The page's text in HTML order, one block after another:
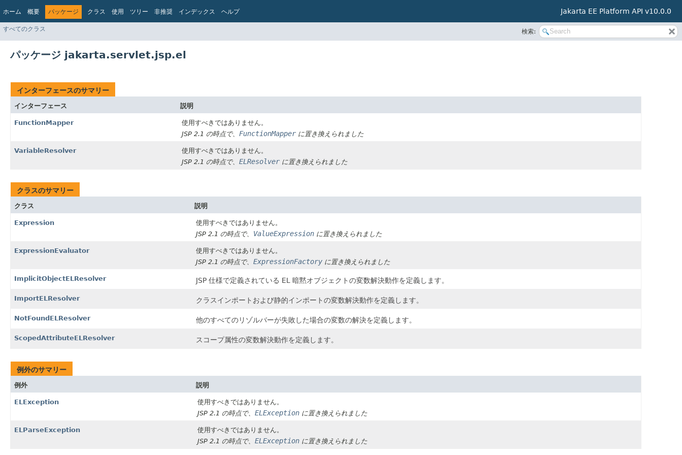
ホーム 概要 パッケージ クラス 使用 ツリー 非推奨 インデックス ヘルプ Jakarta EE Platform API v10.0.0
すべてのクラス 検索:
パッケージ jakarta.servlet.jsp.el
インターフェースのサマリー
インターフェース 説明
FunctionMapper
使用すべきではありません。
JSP 2.1 の時点で、 FunctionMapperに置き換えられました
VariableResolver
使用すべきではありません。
JSP 2.1 の時点で、 ELResolverに置き換えられました
クラスのサマリー
クラス 説明
Expression
使用すべきではありません。
JSP 2.1 の時点で、 ValueExpression に置き換えられました
ExpressionEvaluator
使用すべきではありません。
JSP 2.1 の時点で、 ExpressionFactory に置き換えられました
ImplicitObjectELResolver JSP 仕様で定義されている EL 暗黙オブジェクトの変数解決動作を定義します。
ImportELResolver クラスインポートおよび静的インポートの変数解決動作を定義します。
NotFoundELResolver 他のすべてのリゾルバーが失敗した場合の変数の解決を定義します。
ScopedAttributeELResolver スコープ属性の変数解決動作を定義します。
例外のサマリー
例外 説明
ELException
使用すべきではありません。
JSP 2.1 の時点で、 ELException に置き換えられました
ELParseException
使用すべきではありません。
JSP 2.1 の時点で、 ELException に置き換えられました